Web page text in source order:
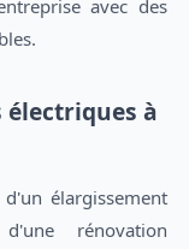
avec des
à
élargissement
rénovation